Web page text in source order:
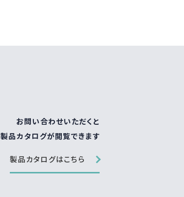
お問い合わせいただくと
製品カタログが閲覧できます
製品カタログはこちら